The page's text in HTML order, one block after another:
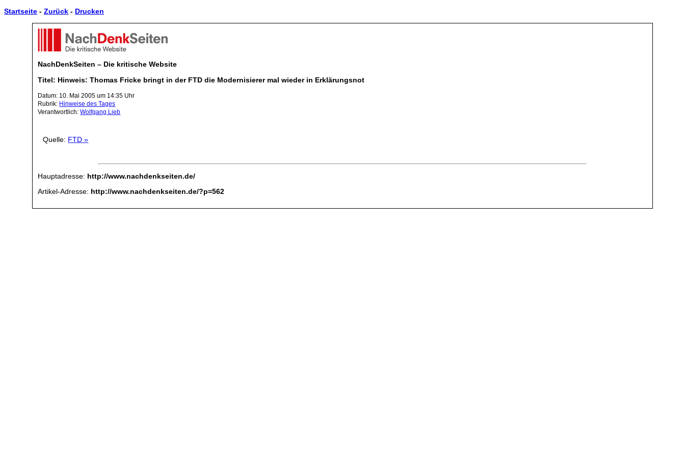
Startseite - Zurück - Drucken
NachDenkSeiten – Die kritische Website
Titel: Hinweis: Thomas Fricke bringt in der FTD die Modernisierer mal wieder in Erklärungsnot
Datum: 10. Mai 2005 um 14:35 Uhr
Rubrik: Hinweise des Tages
Verantwortlich:Wolfgang Lieb
Quelle: FTD »
Hauptadresse: http://www.nachdenkseiten.de/
Artikel-Adresse: http://www.nachdenkseiten.de/?p=562